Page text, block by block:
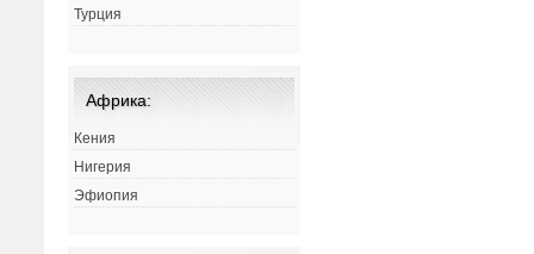
Турция
Африка:
Кения
Нигерия
Эфиопия